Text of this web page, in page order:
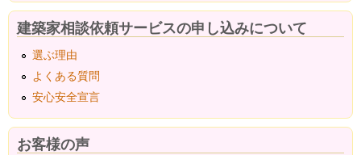
建築家相談依頼サービスの申し込みについて
選ぶ理由
よくある質問
安心安全宣言
お客様の声